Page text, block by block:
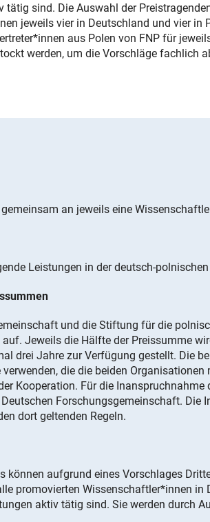
tätig sind. Die Auswahl der
jeweils vier in Deutschland und vier
aus Polen von FNP für
werden, um die Vorschläge fachlich
an jeweils eine
Leistungen in der deutsch-
und die Stiftung für die
Jeweils die Hälfte der Preissumme
drei Jahre zur Verfügung gestellt. Die
die die beiden
Kooperation. Für die
Forschungsgemeinschaft. Die
dort geltenden Regeln.
können aufgrund eines Vorschlages
promovierten Wissenschaftler*innen
aktiv tätig sind. Sie werden durch